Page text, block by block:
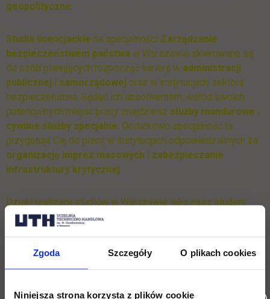
Zgoda Szczegóły O plikach cookies
Niniejsza strona korzysta z plików cookie
geopolityczne.
Studia licencjackie na specjalności Zarządzanie
bezpieczeństwem państwa w Warszawie skierowane są
do osób planujących rozpocząć karierę w administracji
publicznej i samorządowej oraz w instytucjach sektora
bezpieczeństwa. Będąc ich absolwentem, wśród swoich
potencjalnych miejsc pracy znajdziesz służby mundurowe i
cywilne służby specjalne. Dodatkowo specjalność ta
przygotuje Cię do pracy w instytucjach odpowiedzialnych za
organizację imprez masowych i zabezpieczanie
infrastruktury krytycznej.
Dzięki realizacji studiów w Warszawie, jako nasz student
będziesz miał możliwość zdobycia zarówno
absolwentów omawianej specjalności dobrze
bezpieczeństwa publicznego i prywatnego